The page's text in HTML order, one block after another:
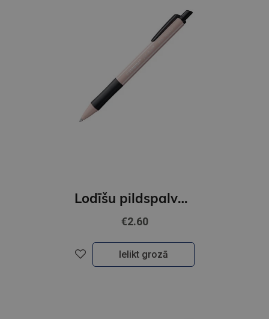
Lodīšu pildspalva STABILO Pointball NatureCOLORS Wildflower, blush / zila
€2.60
Ielikt grozā